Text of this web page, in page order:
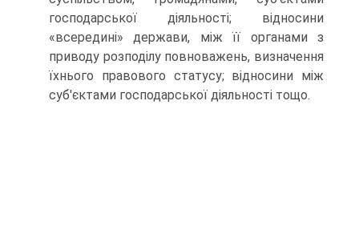
господарської діяльності; відносини
«всередині» держави, між її органами з
приводу розподілу повноважень, визначення
їхнього правового статусу; відносини між
суб'єктами господарської діяльності тощо.